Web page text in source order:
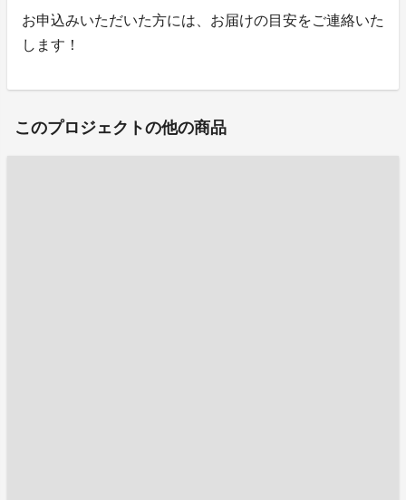
お申込みいただいた方には、お届けの目安をご連絡いた
します！
このプロジェクトの他の商品